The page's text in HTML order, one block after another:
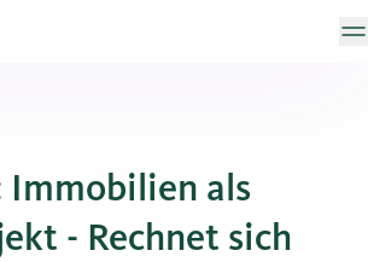
als
- Rechnet sich